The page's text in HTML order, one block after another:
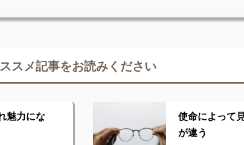
スメ記事をお読みください
魅力にな
使命によって
が違う